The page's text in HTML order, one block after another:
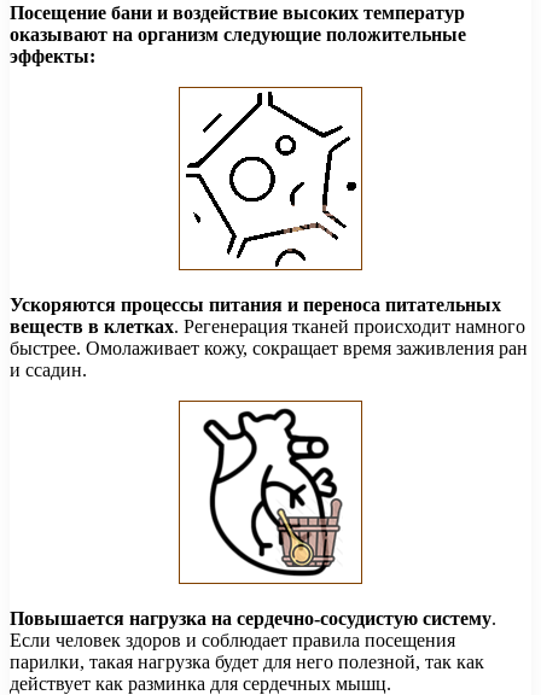
Посещение бани и воздействие высоких температур
оказывают на организм следующие положительные
эффекты:
Ускоряются процессы питания и переноса питательных
веществ в клетках. Регенерация тканей происходит намного
быстрее. Омолаживает кожу, сокращает время заживления ран
и ссадин.
Повышается нагрузка на сердечно-сосудистую систему.
Если человек здоров и соблюдает правила посещения
парилки, такая нагрузка будет для него полезной, так как
действует как разминка для сердечных мышц.